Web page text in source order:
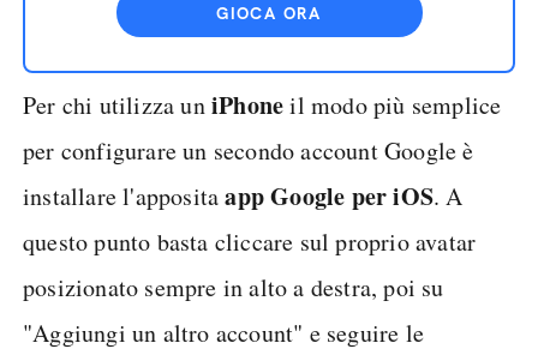
GIOCA ORA
Per chi utilizza uniPhoneil modo più semplice
per configurare un secondo account Google è
installare l'appositaapp Google per iOS. A
questo punto basta cliccare sul proprio avatar
posizionato sempre in alto a destra, poi su
"Aggiungi un altro account" e seguire le